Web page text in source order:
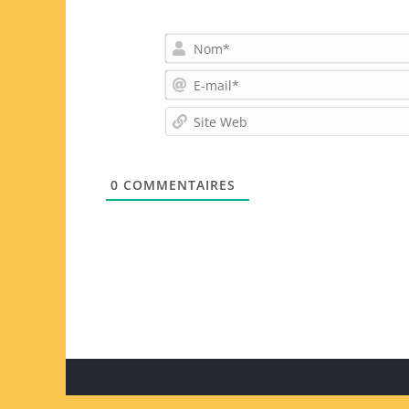
0 COMMENTAIRES